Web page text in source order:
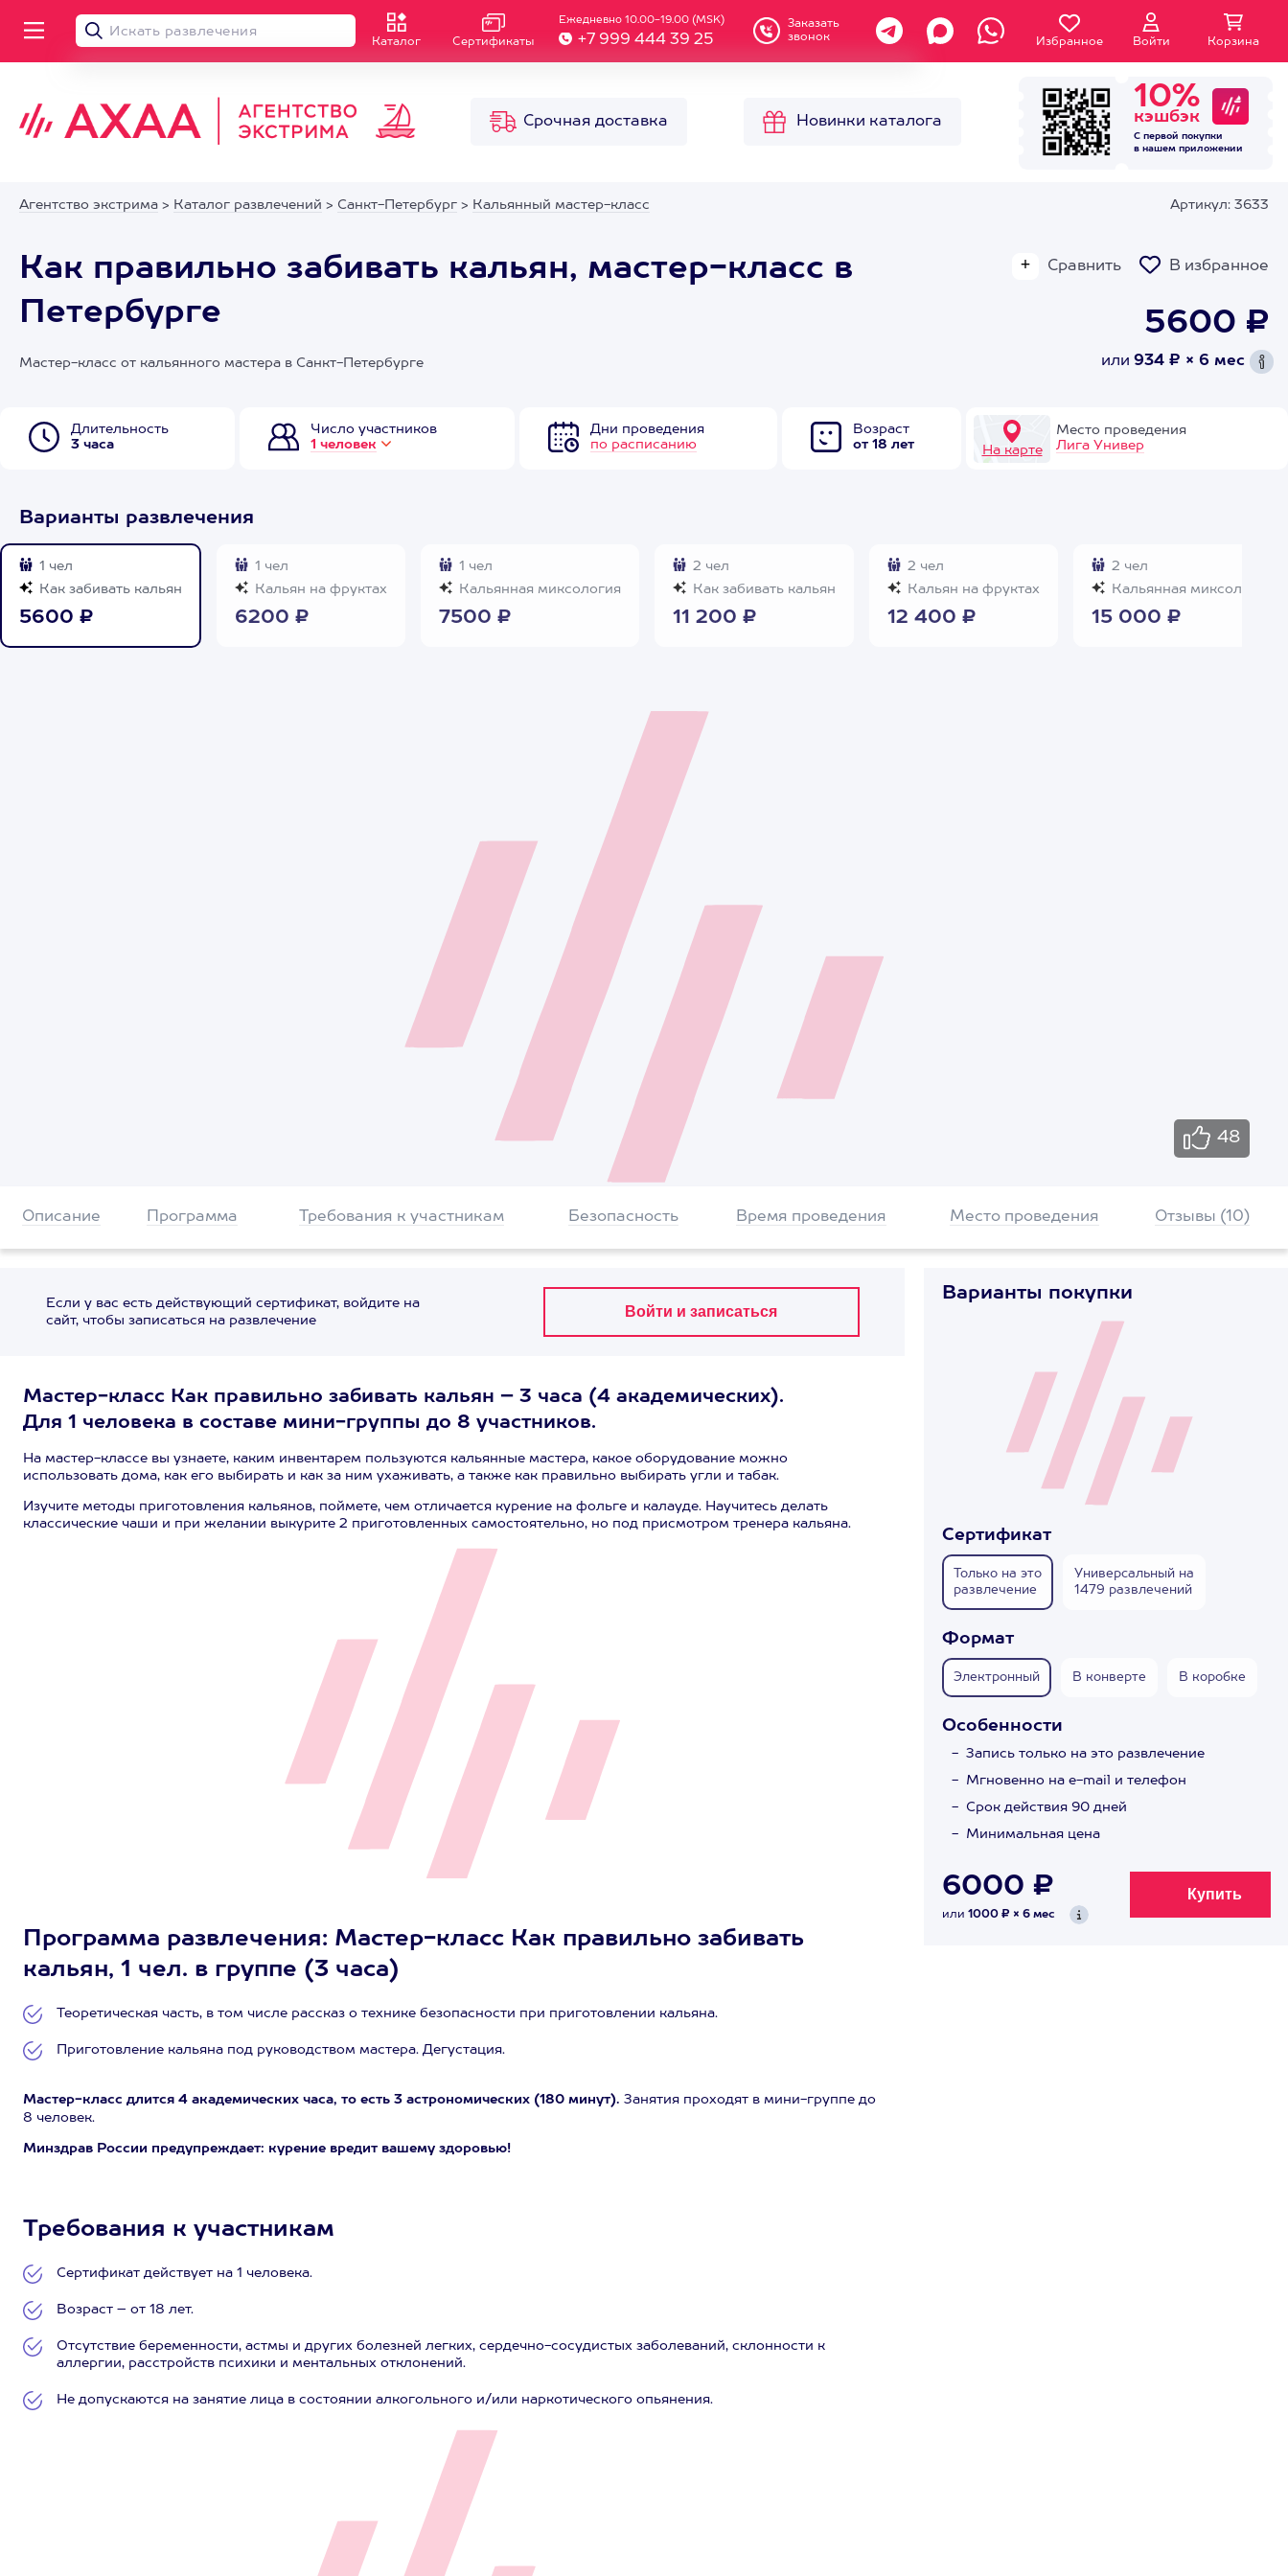
Каталог Сертификаты
Ежедневно 10.00-19.00 (MSK)
+7 999 444 39 25
Заказать
звонок
Избранное Войти Корзина
Срочная доставка Новинки каталога
10%
кэшбэк
С первой покупки
в нашем приложении
Агентство экстрима > Каталог развлечений > Санкт-Петербург > Кальянный мастер-класс Артикул: 3633
Как правильно забивать кальян, мастер-класс в
Петербурге
Сравнить В избранное
5600 ₽
или 934 ₽ × 6 мес
Мастер-класс от кальянного мастера в Санкт-Петербурге
Длительность
3 часа
Число участников
1 человек
Дни проведения
по расписанию
Возраст
от 18 лет
На карте
Место проведения
Лига Универ
Варианты развлечения
1 чел
Как забивать кальян
5600 ₽
1 чел
Кальян на фруктах
6200 ₽
1 чел
Кальянная миксология
7500 ₽
2 чел
Как забивать кальян
11 200 ₽
2 чел
Кальян на фруктах
12 400 ₽
2 чел
Кальянная миксология
15 000 ₽
48
Описание Программа Требования к участникам Безопасность Время проведения Место проведения Отзывы (10)
Если у вас есть действующий сертификат, войдите на
сайт, чтобы записаться на развлечение
Мастер-класс Как правильно забивать кальян – 3 часа (4 академических).
Для 1 человека в составе мини-группы до 8 участников.
На мастер-классе вы узнаете, каким инвентарем пользуются кальянные мастера, какое оборудование можно
использовать дома, как его выбирать и как за ним ухаживать, а также как правильно выбирать угли и табак.
Изучите методы приготовления кальянов, поймете, чем отличается курение на фольге и калауде. Научитесь делать
классические чаши и при желании выкурите 2 приготовленных самостоятельно, но под присмотром тренера кальяна.
Программа развлечения: Мастер-класс Как правильно забивать
кальян, 1 чел. в группе (3 часа)
Теоретическая часть, в том числе рассказ о технике безопасности при приготовлении кальяна.
Приготовление кальяна под руководством мастера. Дегустация.
Мастер-класс длится 4 академических часа, то есть 3 астрономических (180 минут). Занятия проходят в мини-группе до
8 человек.
Минздрав России предупреждает: курение вредит вашему здоровью!
Требования к участникам
Сертификат действует на 1 человека.
Возраст – от 18 лет.
Отсутствие беременности, астмы и других болезней легких, сердечно-сосудистых заболеваний, склонности к
аллергии, расстройств психики и ментальных отклонений.
Не допускаются на занятие лица в состоянии алкогольного и/или наркотического опьянения.
Варианты покупки
Сертификат
Только на это
развлечение
Универсальный на
1479 развлечений
Формат
Электронный В конверте В коробке
Особенности
Запись только на это развлечение
Мгновенно на e-mail и телефон
Срок действия 90 дней
Минимальная цена
6000 ₽
или 1000 ₽ × 6 мес